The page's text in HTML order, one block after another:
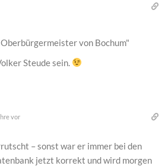
von Bochum"
Steude sein.
vor
– sonst war er immer bei den
jetzt korrekt und wird morgen